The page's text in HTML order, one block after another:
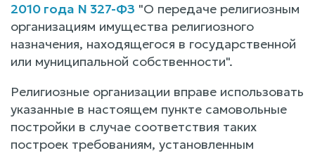
2010 года N 327-ФЗ "О передаче религиозным
организациям имущества религиозного
назначения, находящегося в государственной
или муниципальной собственности".
Религиозные организации вправе использовать
указанные в настоящем пункте самовольные
постройки в случае соответствия таких
построек требованиям, установленным